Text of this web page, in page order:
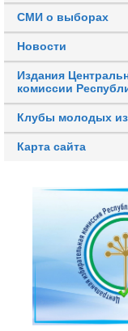
СМИ о выборах
Новости
Издания
комиссии
Клубы молодых
Карта сайта